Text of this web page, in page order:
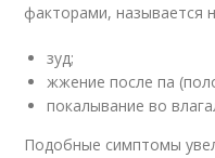
факторами, называется
зуд;
жжение после па
покалывание во
Подобные симптомы